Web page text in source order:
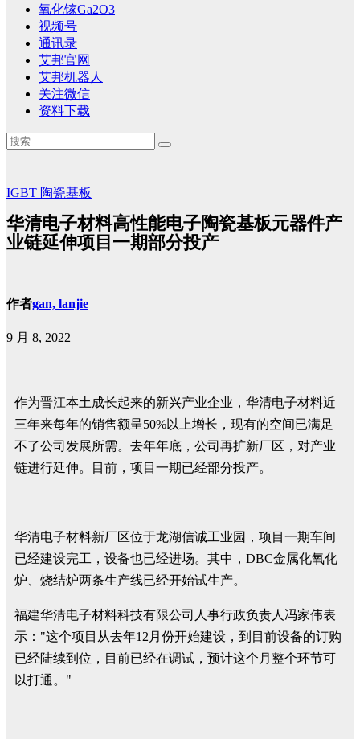
氧化镓Ga2O3
视频号
通讯录
艾邦官网
艾邦机器人
关注微信
资料下载
IGBT 陶瓷基板
华清电子材料高性能电子陶瓷基板元器件产
业链延伸项目一期部分投产
作者gan, lanjie
9 月 8, 2022
作为晋江本土成长起来的新兴产业企业，华清电子材料近
三年来每年的销售额呈50%以上增长，现有的空间已满足
不了公司发展所需。去年年底，公司再扩新厂区，对产业
链进行延伸。目前，项目一期已经部分投产。
华清电子材料新厂区位于龙湖信诚工业园，项目一期车间
已经建设完工，设备也已经进场。其中，DBC金属化氧化
炉、烧结炉两条生产线已经开始试生产。
福建华清电子材料科技有限公司人事行政负责人冯家伟表
示："这个项目从去年12月份开始建设，到目前设备的订购
已经陆续到位，目前已经在调试，预计这个月整个环节可
以打通。"